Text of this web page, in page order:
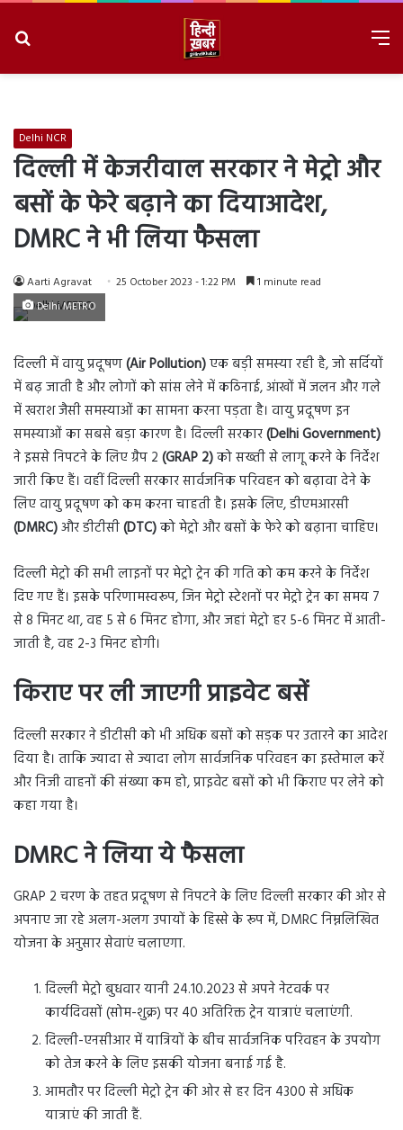
Delhi NCR
दिल्ली में केजरीवाल सरकार ने मेट्रो और
बसों के फेरे बढ़ाने का दियाआदेश,
DMRC ने भी लिया फैसला
Aarti Agravat 25 October 2023 - 1:22 PM 1 minute read
Delhi METRO
दिल्ली में वायु प्रदूषण(Air Pollution)एक बड़ी समस्या रही है, जो सर्दियों
में बढ़ जाती है और लोगों को सांस लेने में कठिनाई, आंखों में जलन और गले
में खराश जैसी समस्याओं का सामना करना पड़ता है। वायु प्रदूषण इन
समस्याओं का सबसे बड़ा कारण है। दिल्ली सरकार(Delhi Government)
ने इससे निपटने के लिए ग्रैप 2 (GRAP 2)को सख्ती से लागू करने के निर्देश
जारी किए हैं। वहीं दिल्ली सरकार सार्वजनिक परिवहन को बढ़ावा देने के
लिए वायु प्रदूषण को कम करना चाहती है। इसके लिए, डीएमआरसी
(DMRC)और डीटीसी(DTC)को मेट्रो और बसों के फेरे को बढ़ाना चाहिए।
दिल्ली मेट्रो की सभी लाइनों पर मेट्रो ट्रेन की गति को कम करने के निर्देश
दिए गए हैं। इसके परिणामस्वरूप, जिन मेट्रो स्टेशनों पर मेट्रो ट्रेन का समय 7
से 8 मिनट था, वह 5 से 6 मिनट होगा, और जहां मेट्रो हर 5-6 मिनट में आती-
जाती है, वह 2-3 मिनट होगी।
किराए पर ली जाएगी प्राइवेट बसें
दिल्ली सरकार ने डीटीसी को भी अधिक बसों को सड़क पर उतारने का आदेश
दिया है। ताकि ज्यादा से ज्यादा लोग सार्वजनिक परिवहन का इस्तेमाल करें
और निजी वाहनों की संख्या कम हो, प्राइवेट बसों को भी किराए पर लेने को
कहा गया है।
DMRC ने लिया ये फैसला
GRAP 2 चरण के तहत प्रदूषण से निपटने के लिए दिल्ली सरकार की ओर से
अपनाए जा रहे अलग-अलग उपायों के हिस्से के रूप में, DMRC निम्नलिखित
योजना के अनुसार सेवाएं चलाएगा.
दिल्ली मेट्रो बुधवार यानी 24.10.2023 से अपने नेटवर्क पर
कार्यदिवसों (सोम-शुक्र) पर 40 अतिरिक्त ट्रेन यात्राएं चलाएंगी.
दिल्ली-एनसीआर में यात्रियों के बीच सार्वजनिक परिवहन के उपयोग
को तेज करने के लिए इसकी योजना बनाई गई है.
आमतौर पर दिल्ली मेट्रो ट्रेन की ओर से हर दिन 4300 से अधिक
यात्राएं की जाती हैं.